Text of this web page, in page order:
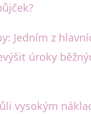
Jedním z
úroky
vysokým